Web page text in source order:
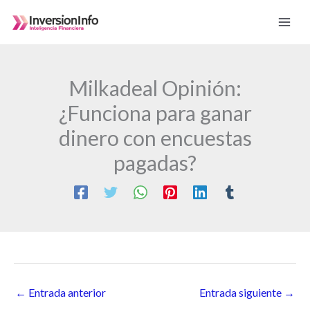
Milkadeal Opinión:
¿Funciona para ganar
dinero con encuestas
pagadas?
← Entrada anterior Entrada siguiente →